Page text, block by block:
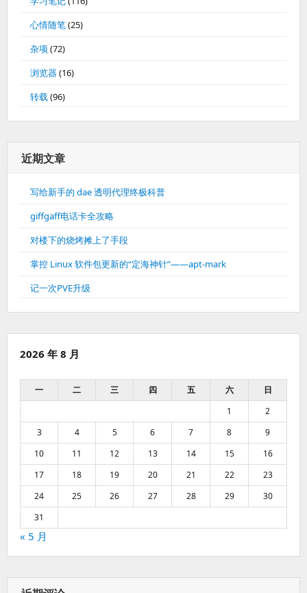
心情随笔(25)
杂项 (72)
浏览器(16)
转载(96)
近期文章
写给新手的 dae 透明代理终极科普
giffgaff电话卡全攻略
对楼下的烧烤摊上了手段
掌控 Linux 软件包更新的“定海神针”——apt-mark
记一次PVE升级
2026 年 8 月
一 二 三 四 五 六
日
1
2
3
4 5 6 7 8
9
10
11 12 13 14 15
16
17
18 19 20 21 22
23
24
25 26 27 28 29
30
31
« 5 月